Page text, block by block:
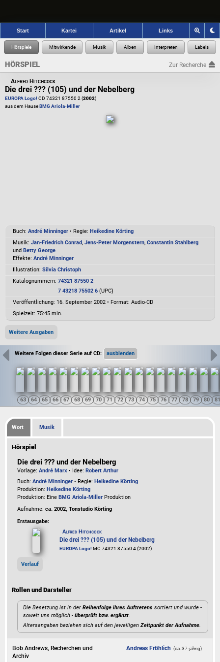
Start Kartei Artikel Links
HÖRSPIEL Zur Recherche
Alfred Hitchcock
Die drei ??? (105) und der Nebelberg
EUROPA Logo!CD 74321 87550 2 (2002)
aus dem Hause BMG Ariola-Miller
Buch: André Minninger • Regie: Heikedine Körting
Musik: Jan-Friedrich Conrad, Jens-Peter Morgenstern, Constantin Stahlberg
und Betty George
Effekte: André Minninger
Illustration: Silvia Christoph
Katalognummern: 74321 87550 2
7 43218 75502 6 (UPC)
Veröffentlichung: 16. September 2002 • Format: Audio-CD
Spielzeit: 75:45 min.
Weitere Ausgaben
Weitere Folgen dieser Serie auf CD:
Wort Musik
Hörspiel
Die drei ??? und der Nebelberg
Vorlage:André Marx • Idee:Robert Arthur
Buch:André Minninger • Regie:Heikedine Körting
Produktion:Heikedine Körting
Produktion: EineBMG Ariola-Miller Produktion
Aufnahme:ca. 2002, Tonstudio Körting
Erstausgabe:
Alfred Hitchcock
Die drei ??? (105) und der Nebelberg
EUROPA Logo!MC 74321 87550 4 (2002)
Verlauf
Rollen und Darsteller
Die Besetzung ist in derReihenfolge ihres Auftretens sortiert und wurde -
soweit uns möglich -überprüft bzw. ergänzt.
Altersangaben beziehen sich auf den jeweiligenZeitpunkt der Aufnahme.
Bob Andrews, Recherchen und
Archiv
Andreas Fröhlich (ca. 37‑jährig)